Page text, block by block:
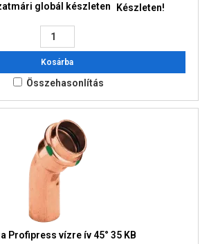
Készleten!
Kosárba
Összehasonlítás
Profipress vízre ív 45° 35 KB